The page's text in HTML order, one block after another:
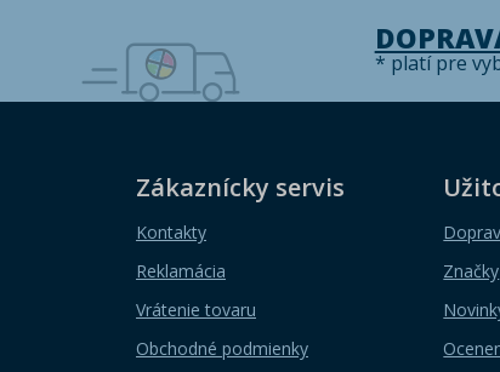
* platí pre
Zákaznícky servis
Kontakty
Reklamácia
Vrátenie tovaru
Obchodné podmienky
Značky